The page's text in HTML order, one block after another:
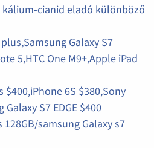
kálium-cianid eladó különböző
Galaxy S7
5,HTC One M9+,Apple iPad
$400,iPhone 6S $380,Sony
S7 EDGE $400
samsung Galaxy s7